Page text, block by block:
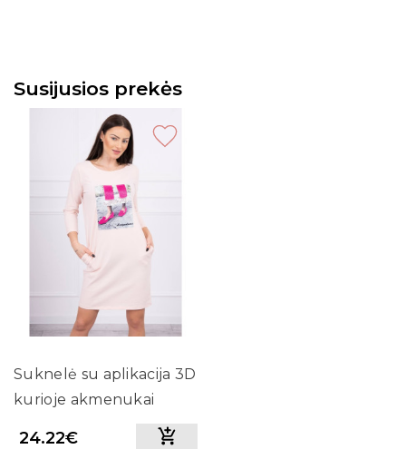
Susijusios prekės
Suknelė su aplikacija 3D
kurioje akmenukai
(Šviesiai) (Rožinė)
24.22€